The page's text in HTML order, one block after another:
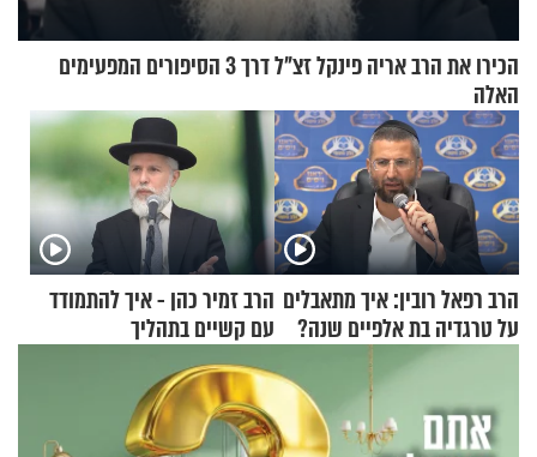
הכירו את הרב אריה פינקל זצ"ל דרך 3 הסיפורים המפעימים
האלה
הרב רפאל רובין: איך מתאבלים
על טרגדיה בת אלפיים שנה?
הרב זמיר כהן - איך להתמודד
עם קשיים בתהליך
ההתחזקות?